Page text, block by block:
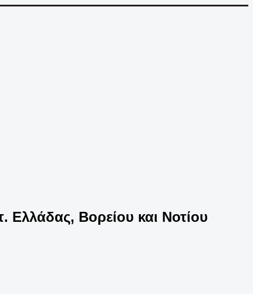
Ελλάδας, Βορείου και Νοτίου